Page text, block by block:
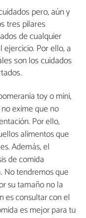
pero, aún y
tres pilares
de cualquier
Por ello, a
son los cuidados
toy o mini,
exime que no
Por ello,
alimentos que
Además, el
de comida
No tendremos que
su tamaño no la
es consultar con el
es mejor para tu